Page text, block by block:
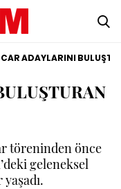
ADAYLARINI
töreninden önce
geleneksel